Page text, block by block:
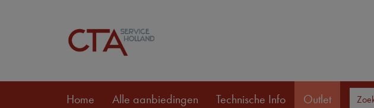
Home Alle aanbiedingen Technische Info Outlet